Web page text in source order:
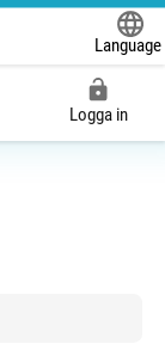
Language
Logga in